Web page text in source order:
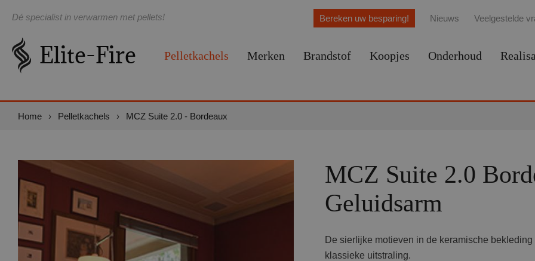
Pelletkachels Merken Brandstof Koopjes Onderhoud
Dé specialist in verwarmen met pellets! Bereken uw besparing! Nieuws Veelgestelde
Home › Pelletkachels › MCZ Suite 2.0 - Bordeaux
MCZ Suite 2.0
Geluidsarm
De sierlijke motieven in de keramische
klassieke uitstraling.